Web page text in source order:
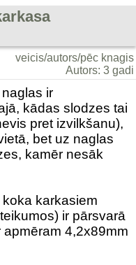
veicis/autors/pēc knagis
Autors: 3 gadi
ir
kādas slodzes tai
pret izvilkšanu),
bet uz naglas
kamēr nesāk
karkasiem
ir pārsvarā
4,2x89mm